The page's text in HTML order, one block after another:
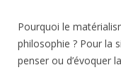
Pourquoi le
philosophie ? Pour la
penser ou d’évoquer